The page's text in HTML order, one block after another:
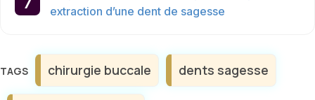
extraction d’une dent de sagesse
Étiquettes
chirurgie buccale dents sagesse